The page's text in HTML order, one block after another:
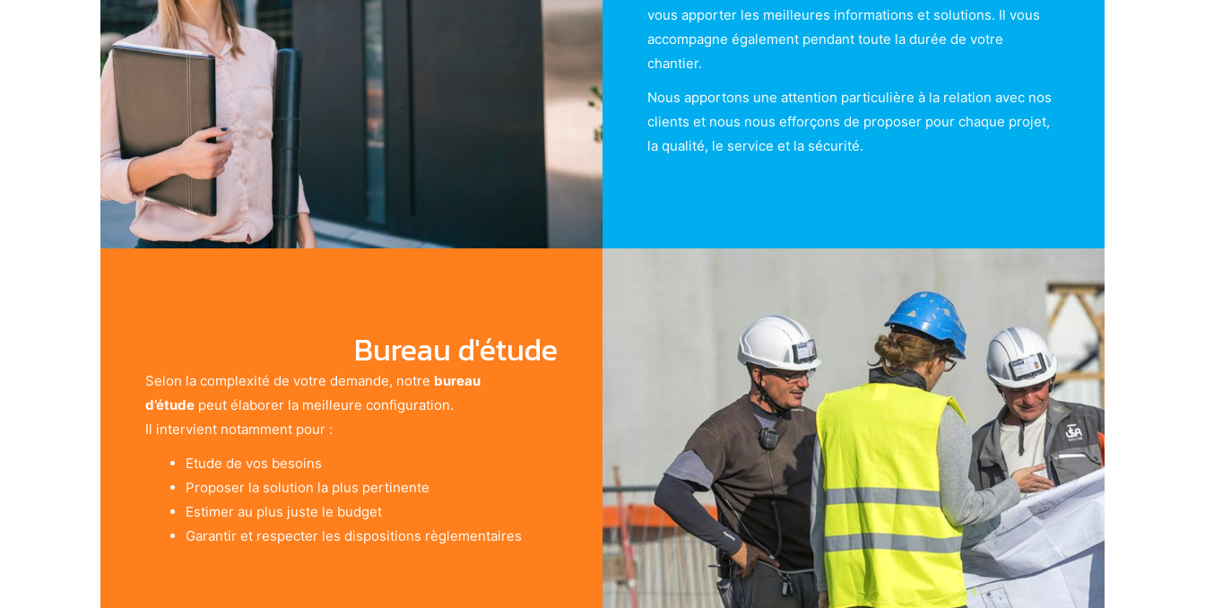
vous apporter les meilleures informations et solutions. Il vous
accompagne également pendant toute la durée de votre
chantier.
Nous apportons une attention particulière à la relation avec nos
clients et nous nous efforçons de proposer pour chaque projet,
la qualité, le service et la sécurité.
Bureau d'étude
Selon la complexité de votre demande, notre bureau
d’étude peut élaborer la meilleure configuration.
Il intervient notamment pour :
Etude de vos besoins
Proposer la solution la plus pertinente
Estimer au plus juste le budget
Garantir et respecter les dispositions règlementaires